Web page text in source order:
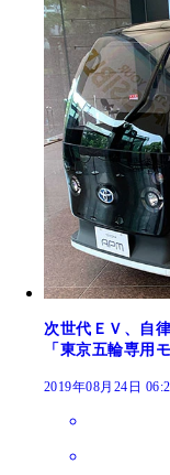
次世代ＥＶ、自
「東京五輪専用
2019年08月24日